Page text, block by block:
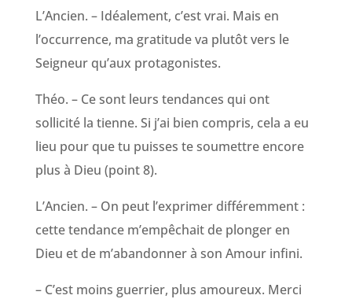
L’Ancien. – Idéalement, c’est vrai. Mais en
l’occurrence, ma gratitude va plutôt vers le
Seigneur qu’aux protagonistes.
Théo. – Ce sont leurs tendances qui ont
sollicité la tienne. Si j’ai bien compris, cela a eu
lieu pour que tu puisses te soumettre encore
plus à Dieu (point 8).
L’Ancien. – On peut l’exprimer différemment :
cette tendance m’empêchait de plonger en
Dieu et de m’abandonner à son Amour infini.
– C’est moins guerrier, plus amoureux. Merci